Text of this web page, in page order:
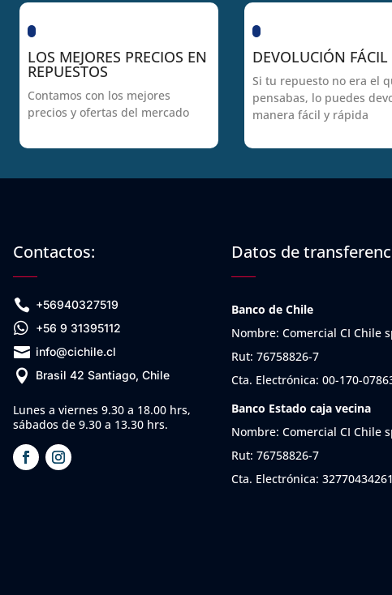
LOS MEJORES PRECIOS EN
REPUESTOS
Contamos con los mejores
precios y ofertas del mercado
DEVOLUCIÓN FÁCIL
Si tu repuesto no era el
pensabas, lo puedes
manera fácil y rápida
Contactos:
 +56940327519
 +56 9 31395112
 info@cichile.cl
 Brasil 42 Santiago, Chile
Lunes a viernes 9.30 a 18.00 hrs,
sábados de 9.30 a 13.30 hrs.
Datos de
Banco de Chile
Nombre: Comercial CI Chile
Rut: 76758826-7
Cta. Electrónica: 00-170-
Banco Estado caja vecina
Nombre: Comercial CI Chile
Rut: 76758826-7
Cta. Electrónica: 32770434261